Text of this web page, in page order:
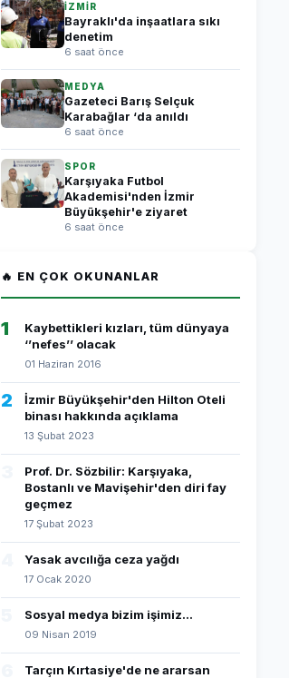
İZMİR
Bayraklı'da inşaatlara sıkı
denetim
6 saat önce
MEDYA
Gazeteci Barış Selçuk
Karabağlar ‘da anıldı
6 saat önce
SPOR
Karşıyaka Futbol
Akademisi'nden İzmir
Büyükşehir'e ziyaret
6 saat önce
🔥 EN ÇOK OKUNANLAR
1
Kaybettikleri kızları, tüm dünyaya
‘’nefes’’ olacak
01 Haziran 2016
2
İzmir Büyükşehir'den Hilton Oteli
binası hakkında açıklama
13 Şubat 2023
Prof. Dr. Sözbilir: Karşıyaka,
Bostanlı ve Mavişehir'den diri fay
geçmez
17 Şubat 2023
Yasak avcılığa ceza yağdı
17 Ocak 2020
Sosyal medya bizim işimiz...
09 Nisan 2019
Tarçın Kırtasiye'de ne ararsan